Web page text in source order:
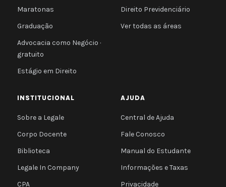
Maratonas
Graduação
Advocacia como Negócio ·
gratuito
Estágio em Direito
Direito Previdenciário
Ver todas as áreas
INSTITUCIONAL
Sobre a Legale
Corpo Docente
Biblioteca
Legale In Company
CPA
AJUDA
Central de Ajuda
Fale Conosco
Manual do Estudante
Informações e Taxas
Privacidade